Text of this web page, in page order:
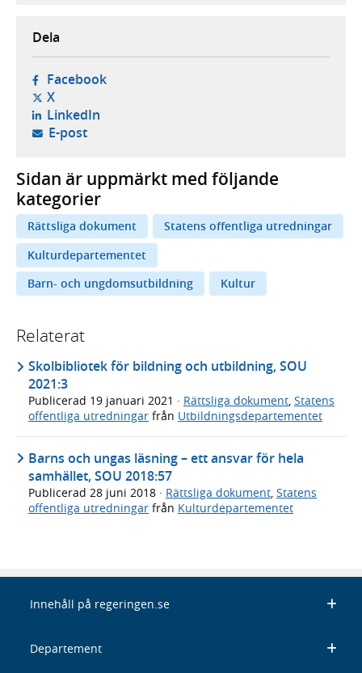
Dela
Facebook- öppnas i ny flik, extern webbplats,
X- öppnas i ny flik, extern webbplats,
LinkedIn- öppnas i ny flik, extern webbplats,
E-post- öppnar din e-postklient,
Sidan är uppmärkt med följande
kategorier
Rättsliga dokument
Statens offentliga utredningar
Kulturdepartementet
Barn- och ungdomsutbildning
Kultur
Relaterat
Skolbibliotek för bildning och utbildning, SOU
2021:3
Publicerad 19 januari 2021 · Rättsliga dokument, Statens
offentliga utredningar från Utbildningsdepartementet
Barns och ungas läsning – ett ansvar för hela
samhället, SOU 2018:57
Publicerad 28 juni 2018 · Rättsliga dokument, Statens
offentliga utredningar från Kulturdepartementet
Innehåll på regeringen.se
Departement